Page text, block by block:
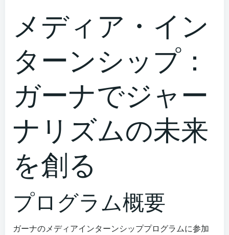
メディア・イン
ターンシップ：
ガーナでジャー
ナリズムの未来
を創る
プログラム概要
ガーナのメディアインターンシッププログラムに参加